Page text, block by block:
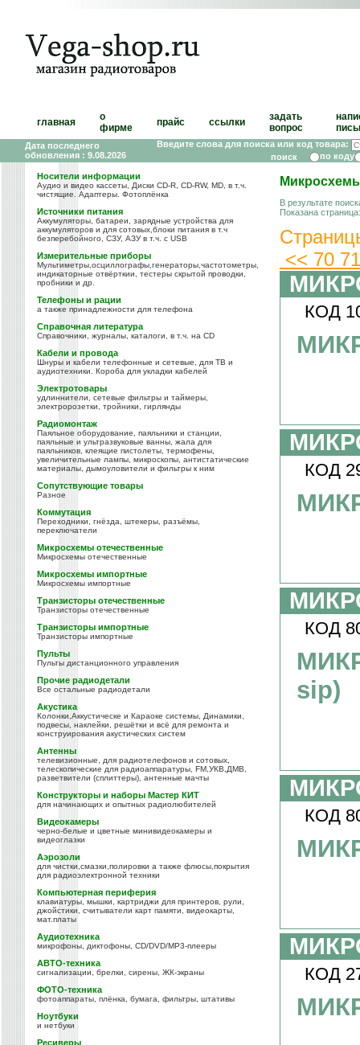
главная
о
фирме
прайс ссылки
задать
вопрос
Дата последнего
обновления : 9.08.2026
Введите слова для поиска или код товара:
по коду
Носители информации
Аудио и видео кассеты, Диски CD-R, CD-RW, MD, в т.ч.
чистящие. Адаптеры. Фотоплёнка
Источники питания
Аккумуляторы, батареи, зарядные устройства для
аккумуляторов и для сотовых,блоки питания в т.ч
безперебойного, СЗУ, АЗУ в т.ч. с USB
Измерительные приборы
Мультиметры,осциллографы,генераторы,частотометры,
индикаторные отвёрткии, тестеры скрытой проводки,
пробники и др.
Телефоны и рации
а также принадлежности для телефона
Справочная литература
Справочники, журналы, каталоги, в т.ч. на CD
Кабели и провода
Шнуры и кабели телефонные и сетевые, для ТВ и
аудиотехники. Короба для укладки кабелей
Электротовары
удлиннители, сетевые фильтры и таймеры,
электророзетки, тройники, гирлянды
Радиомонтаж
Паяльное оборудование, паяльники и станции,
паяльные и ультразвуковые ванны, жала для
паяльников, клеящие пистолеты, термофены,
увеличительные лампы, микроскопы, антистатические
материалы, дымоуловители и фильтры к ним
Сопутствующие товары
Разное
Коммутация
Переходники, гнёзда, штекеры, разъёмы,
переключатели
Микросхемы отечественные
Микросхемы отечественные
Микросхемы импортные
Микросхемы импортные
Транзисторы отечественные
Транзисторы отечественные
Транзисторы импортные
Транзисторы импортные
Пульты
Пульты дистанционного управления
Прочие радиодетали
Все остальные радиодетали
Акустика
Колонки,Аккустическе и Караоке системы, Динамики,
подвесы, наклейки, решётки и всё для ремонта и
конструирования акустических систем
Антенны
телевизионные, для радиотелефонов и сотовых,
телескопические для радиоаппаратуры, FM,УКВ,ДМВ,
разветвители (сплиттеры), антенные мачты
Конструкторы и наборы Мастер КИТ
для начинающих и опытных радиолюбителей
Видеокамеры
черно-белые и цветные минивидеокамеры и
видеоглазки
Аэрозоли
для чистки,смазки,полировки а также флюсы,покрытия
для радиоэлектронной техники
Компьютерная периферия
клавиатуры, мышки, картриджи для принтеров, рули,
джойстики, считыватели карт памяти, видеокарты,
мат.платы
Аудиотехника
микрофоны, диктофоны, CD/DVD/MP3-плееры
АВТО-техника
сигнализации, брелки, сирены, ЖК-экраны
ФОТО-техника
фотоаппараты, плёнка, бумага, фильтры, штативы
Ноутбуки
и нетбуки
Ресиверы
В результате
Показана
<< 70
КОД
КОД
КОД
sip)
КОД
КОД